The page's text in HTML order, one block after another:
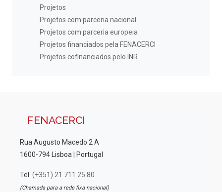
Projetos
Projetos com parceria nacional
Projetos com parceria europeia
Projetos financiados pela FENACERCI
Projetos cofinanciados pelo INR
FENACERCI
Rua Augusto Macedo 2 A
1600-794 Lisboa | Portugal
Tel. (+351) 21 711 25 80
(Chamada para a rede fixa nacional)